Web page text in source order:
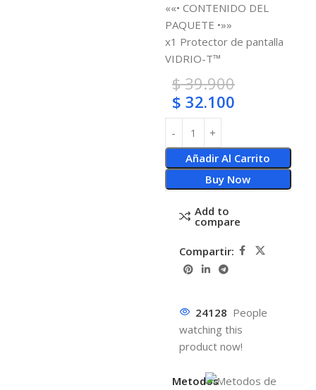
««• CONTENIDO DEL
PAQUETE •»»
x1 Protector de pantalla
VIDRIO-T™
$39.900
$ 32.100
Añadir Al Carrito
Buy Now
Add to
compare
Compartir:
24128 People
watching this
product now!
Metodos